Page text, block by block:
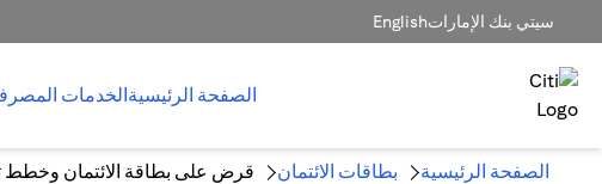
سيتي بنك الإماراتEnglish
الصفحة الرئيسيةالخدمات
الصفحة الرئيسية بطاقات الائتمان قرض على بطاقة الائتمان وخطط